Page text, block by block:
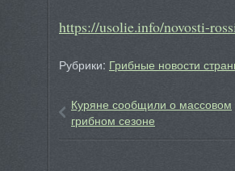
https://usolie.info/novosti-
Рубрики: Грибные новости
Куряне сообщили о массовом
грибном сезоне